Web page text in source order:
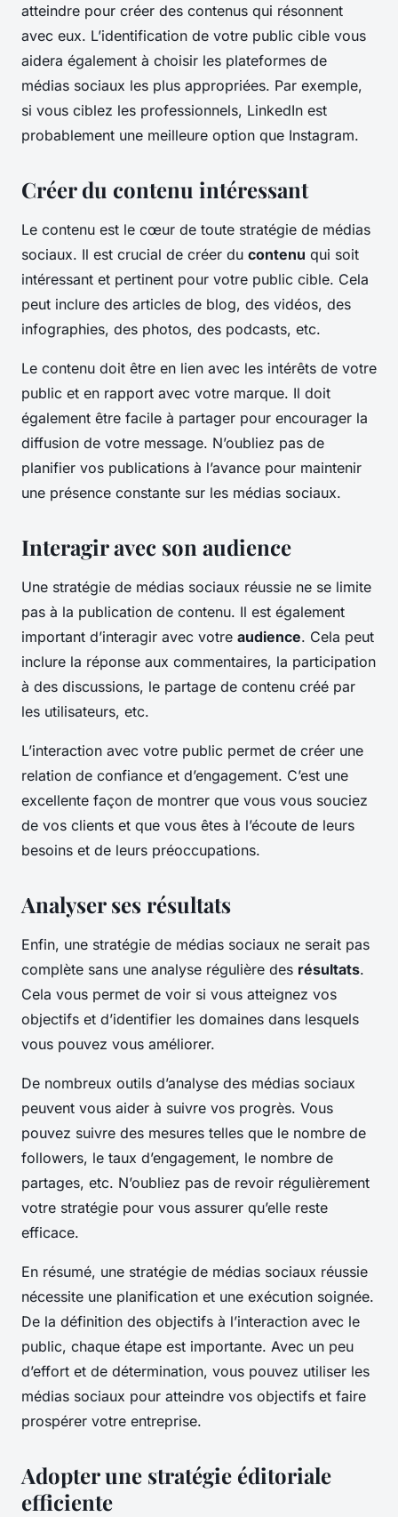
atteindre pour créer des contenus qui résonnent
avec eux. L’identification de votre public cible vous
aidera également à choisir les plateformes de
médias sociaux les plus appropriées. Par exemple,
si vous ciblez les professionnels, LinkedIn est
probablement une meilleure option que Instagram.
Créer du contenu intéressant
Le contenu est le cœur de toute stratégie de médias
sociaux. Il est crucial de créer du contenu qui soit
intéressant et pertinent pour votre public cible. Cela
peut inclure des articles de blog, des vidéos, des
infographies, des photos, des podcasts, etc.
Le contenu doit être en lien avec les intérêts de votre
public et en rapport avec votre marque. Il doit
également être facile à partager pour encourager la
diffusion de votre message. N’oubliez pas de
planifier vos publications à l’avance pour maintenir
une présence constante sur les médias sociaux.
Interagir avec son audience
Une stratégie de médias sociaux réussie ne se limite
pas à la publication de contenu. Il est également
important d’interagir avec votre audience. Cela peut
inclure la réponse aux commentaires, la participation
à des discussions, le partage de contenu créé par
les utilisateurs, etc.
L’interaction avec votre public permet de créer une
relation de confiance et d’engagement. C’est une
excellente façon de montrer que vous vous souciez
de vos clients et que vous êtes à l’écoute de leurs
besoins et de leurs préoccupations.
Analyser ses résultats
Enfin, une stratégie de médias sociaux ne serait pas
complète sans une analyse régulière des résultats.
Cela vous permet de voir si vous atteignez vos
objectifs et d’identifier les domaines dans lesquels
vous pouvez vous améliorer.
De nombreux outils d’analyse des médias sociaux
peuvent vous aider à suivre vos progrès. Vous
pouvez suivre des mesures telles que le nombre de
followers, le taux d’engagement, le nombre de
partages, etc. N’oubliez pas de revoir régulièrement
votre stratégie pour vous assurer qu’elle reste
efficace.
En résumé, une stratégie de médias sociaux réussie
nécessite une planification et une exécution soignée.
De la définition des objectifs à l’interaction avec le
public, chaque étape est importante. Avec un peu
d’effort et de détermination, vous pouvez utiliser les
médias sociaux pour atteindre vos objectifs et faire
prospérer votre entreprise.
Adopter une stratégie éditoriale
efficiente